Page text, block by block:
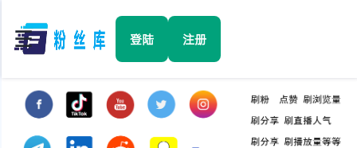
☰ 登陆 注册
Facebook